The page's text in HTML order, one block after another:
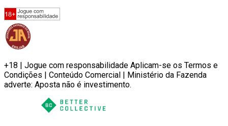
+18 | Jogue com responsabilidade Aplicam-se os Termos e
Condições | Conteúdo Comercial | Ministério da Fazenda
adverte: Aposta não é investimento.